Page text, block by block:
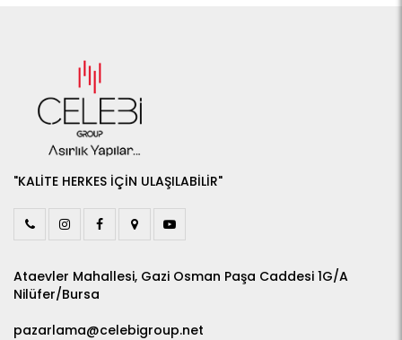
"KALİTE HERKES İÇİN ULAŞILABİLİR"
Ataevler Mahallesi, Gazi Osman Paşa Caddesi 1G/A
Nilüfer/Bursa
pazarlama@celebigroup.net